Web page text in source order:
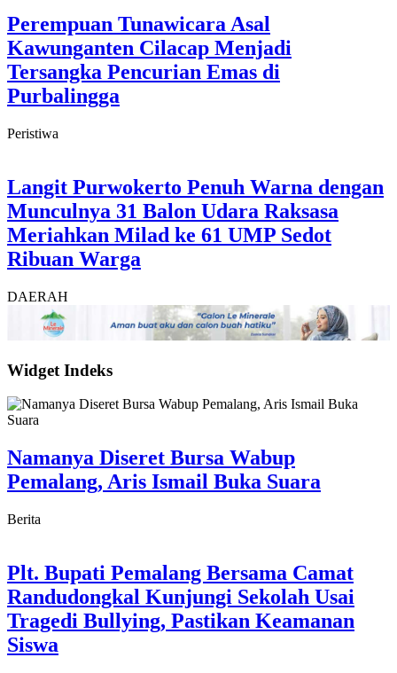
Perempuan Tunawicara Asal
Kawunganten Cilacap Menjadi
Tersangka Pencurian Emas di
Purbalingga
Peristiwa
Langit Purwokerto Penuh Warna dengan
Munculnya 31 Balon Udara Raksasa
Meriahkan Milad ke 61 UMP Sedot
Ribuan Warga
DAERAH
Widget Indeks
Namanya Diseret Bursa Wabup
Pemalang, Aris Ismail Buka Suara
Berita
Plt. Bupati Pemalang Bersama Camat
Randudongkal Kunjungi Sekolah Usai
Tragedi Bullying, Pastikan Keamanan
Siswa